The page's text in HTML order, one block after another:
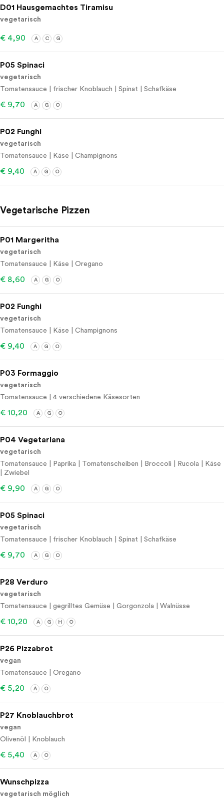
D01 Hausgemachtes Tiramisu
vegetarisch
€ 4,90 A C G
P05 Spinaci
vegetarisch
Tomatensauce | frischer Knoblauch | Spinat | Schafkäse
€ 9,70 A G O
P02 Funghi
vegetarisch
Tomatensauce | Käse | Champignons
€ 9,40 A G O
Vegetarische Pizzen
P01 Margeritha
vegetarisch
Tomatensauce | Käse | Oregano
€ 8,60 A G O
P02 Funghi
vegetarisch
Tomatensauce | Käse | Champignons
€ 9,40 A G O
P03 Formaggio
vegetarisch
Tomatensauce | 4 verschiedene Käsesorten
€ 10,20 A G O
P04 Vegetariana
vegetarisch
Tomatensauce | Paprika | Tomatenscheiben | Broccoli | Rucola | Käse
| Zwiebel
€ 9,90 A G O
P05 Spinaci
vegetarisch
Tomatensauce | frischer Knoblauch | Spinat | Schafkäse
€ 9,70 A G O
P28 Verduro
vegetarisch
Tomatensauce | gegrilltes Gemüse | Gorgonzola | Walnüsse
€ 10,20 A G H O
P26 Pizzabrot
vegan
Tomatensauce | Oregano
€ 5,20 A O
P27 Knoblauchbrot
vegan
Olivenöl | Knoblauch
€ 5,40 A O
Wunschpizza
vegetarisch möglich